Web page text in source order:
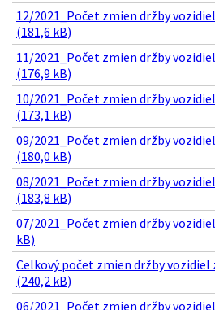
12/2021_Počet zmien držby
(181,6 kB)
11/2021_Počet zmien držby
(176,9 kB)
10/2021_Počet zmien držby
(173,1 kB)
09/2021_Počet zmien držby
(180,0 kB)
08/2021_Počet zmien držby
(183,8 kB)
07/2021_Počet zmien držby
kB)
Celkový počet zmien držby vozidiel
(240,2 kB)
06/2021_Počet zmien držby